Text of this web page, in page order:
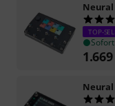
Neural
TOP-
1.669
Neural